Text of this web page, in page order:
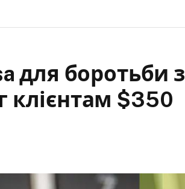
для боротьби з
клієнтам $350